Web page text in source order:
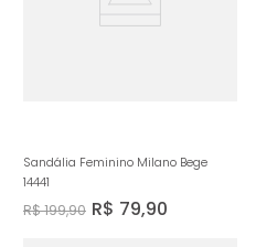
Sandália Feminino Milano Bege
14441
R$199,90 R$ 79,90